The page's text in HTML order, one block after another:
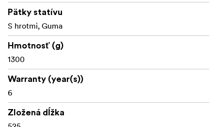
Pätky statívu
S hrotmi, Guma
Hmotnosť (g)
1300
Warranty (year(s))
6
Zložená dĺžka